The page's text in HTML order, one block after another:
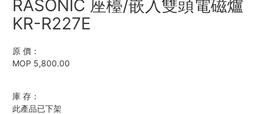
RASONIC 座檯/嵌入雙頭電磁爐
KR-R227E
原 價：
MOP 5,800.00
庫 存：
此產品已下架